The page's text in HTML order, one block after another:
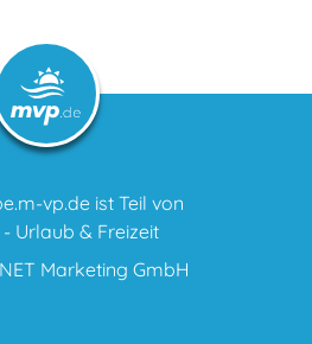
vp.de ist Teil von
Urlaub & Freizeit
Marketing GmbH